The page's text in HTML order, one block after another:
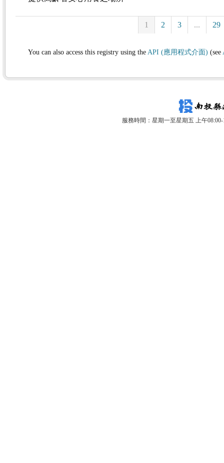
1 2 3 ... 29
You can also access this registry using the API (應用程式介面) (see
服務時間：星期一至星期五 上午